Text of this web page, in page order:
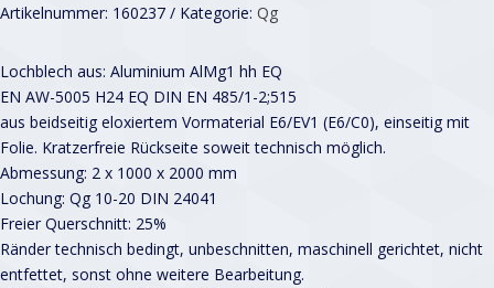
Artikelnummer: 160237 Kategorie: Qg
Lochblech aus: Aluminium AlMg1 hh EQ
EN AW-5005 H24 EQ DIN EN 485/1-2;515
aus beidseitig eloxiertem Vormaterial E6/EV1 (E6/C0), einseitig mit
Folie. Kratzerfreie Rückseite soweit technisch möglich.
Abmessung: 2 x 1000 x 2000 mm
Lochung: Qg 10-20 DIN 24041
Freier Querschnitt: 25%
Ränder technisch bedingt, unbeschnitten, maschinell gerichtet, nicht
entfettet, sonst ohne weitere Bearbeitung.